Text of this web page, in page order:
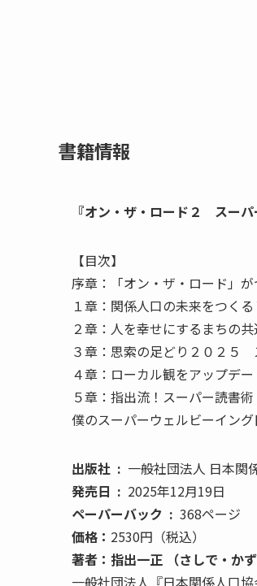
書籍情報
『オン・ザ・ロード２ スーパ
【目次】
序章：「オン・ザ・ロード」
１章：関係人口の未来をつく
２章：人を幸せにするまちの
３章：思索の足どり２０２５
４章：ローカル観をアップデ
５章：指出流！スーパー読書
僕のスーパーウェルビーイン
出版社 ‏ : ‎ 一般社団法人 日本関
発売日 ‏ : ‎ 2025年12月19日
ペーパーバック ‏ : ‎ 368ページ
価格： 2530円（税込）
著者：指出一正 （さしで・かず